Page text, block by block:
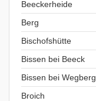
Beeckerheide
Berg
Bischofshütte
Bissen bei Beeck
Bissen bei Wegberg
Broich